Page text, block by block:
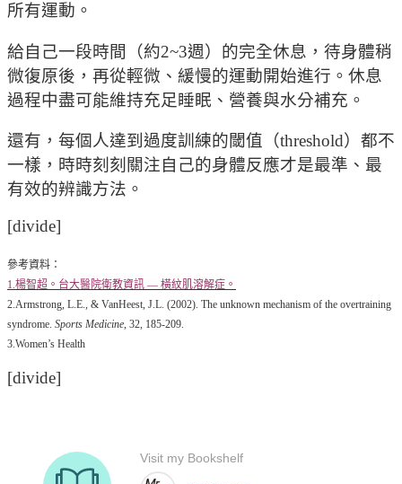
所有運動。
給自己一段時間（約2~3週）的完全休息，待身體稍
微復原後，再從輕微、緩慢的運動開始進行。休息
過程中盡可能維持充足睡眠、營養與水分補充。
還有，每個人達到過度訓練的閾值（threshold）都不
一樣，時時刻刻關注自己的身體反應才是最準、最
有效的辨識方法。
[divide]
參考資料：
1.楊智超。台大醫院衛教資訊 — 橫紋肌溶解症。
2.Armstrong, L.E., & VanHeest, J.L. (2002). The unknown mechanism of the overtraining
syndrome. Sports Medicine , 32, 185-209.
3.Women’s Health
[divide]